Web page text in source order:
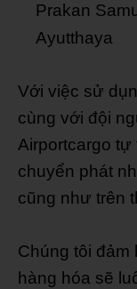
Prakan
Ayutthaya
Với việc sử
cùng với đội
Airportcargo tự
chuyển phát
cũng như trên
Chúng tôi đảm
hàng hóa sẽ